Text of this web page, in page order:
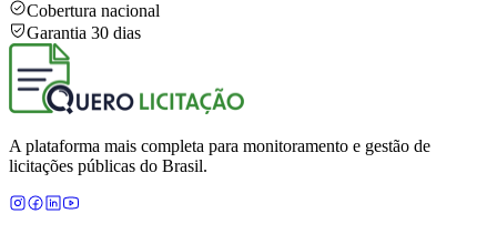
Cobertura nacional
Garantia 30 dias
A plataforma mais completa para monitoramento e gestão de
licitações públicas do Brasil.